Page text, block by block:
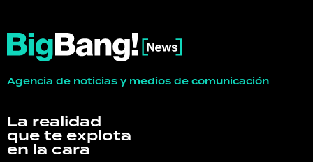
Agencia de noticias y medios de comunicación
La realidad
que te explota
en la cara